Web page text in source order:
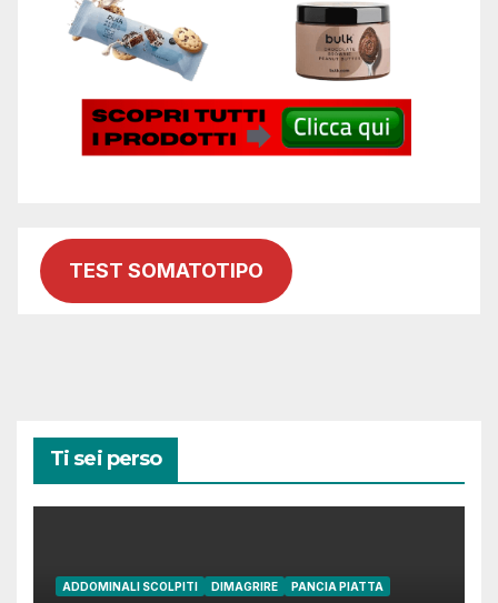
TEST SOMATOTIPO
Ti sei perso
ADDOMINALI SCOLPITI DIMAGRIRE PANCIA PIATTA